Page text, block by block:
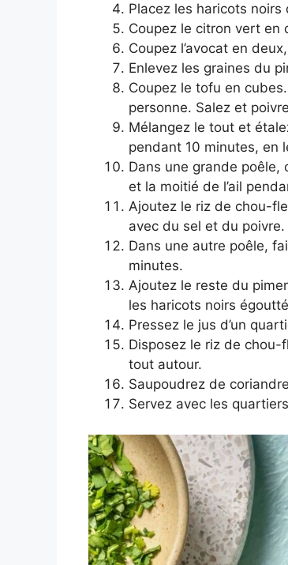
Placez les haricots
Coupez le citron vert en
Coupez l’avocat en
Enlevez les graines du
Coupez le tofu en
personne. Salez et
Mélangez le tout et
pendant 10 minutes, en
Dans une grande poêle,
et la moitié de l’ail
Ajoutez le riz de chou-
avec du sel et du poivre.
Dans une autre poêle,
minutes.
Ajoutez le reste du
les haricots noirs
Pressez le jus d’un
Disposez le riz de
tout autour.
Saupoudrez de
Servez avec les